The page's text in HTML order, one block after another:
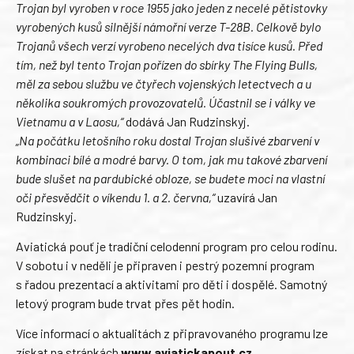
Trojan byl vyroben v roce 1955 jako jeden z necelé pětistovky
vyrobených kusů silnější námořní verze T-28B. Celkově bylo
Trojanů všech verzí vyrobeno necelých dva tisíce kusů. Před
tím, než byl tento Trojan pořízen do sbírky The Flying Bulls,
měl za sebou službu ve čtyřech vojenských letectvech a u
několika soukromých provozovatelů. Účastnil se i války ve
Vietnamu a v Laosu,“dodává Jan Rudzinskyj.
„Na počátku letošního roku dostal Trojan slušivé zbarvení v
kombinaci bílé a modré barvy. O tom, jak mu takové zbarvení
bude slušet na pardubické obloze, se budete moci na vlastní
oči přesvědčit o víkendu 1. a 2. června,“uzavírá Jan
Rudzinskyj.
Aviatická pouť je tradiční celodenní program pro celou rodinu.
V sobotu i v neděli je připraven i pestrý pozemní program
s řadou prezentací a aktivitami pro děti i dospělé. Samotný
letový program bude trvat přes pět hodin.
Více informací o aktualitách z připravovaného programu lze